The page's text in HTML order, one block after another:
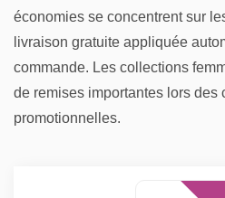
économies se concentrent sur
livraison gratuite appliquée
commande. Les collections
de remises importantes lors des
promotionnelles.